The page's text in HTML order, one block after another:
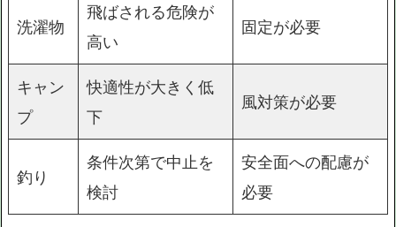
洗濯物
飛ばされる危険が
高い
固定が必要
キャン
プ
快適性が大きく低
下
風対策が必要
釣り
条件次第で中止を
検討
安全面への配慮が
必要